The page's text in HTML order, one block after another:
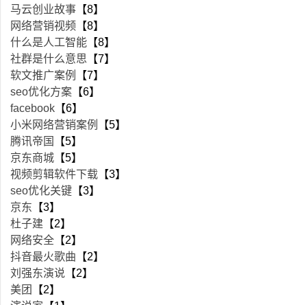
马云创业故事 【8】
网络营销视频 【8】
什么是人工智能 【8】
社群是什么意思 【7】
软文推广案例
【7】
seo优化方案 【6】
facebook 【6】
小米网络营销案例
【5】
腾讯帝国
【5】
京东商城 【5】
视频剪辑软件下载 【3】
seo优化关键 【3】
京东 【3】
杜子建 【2】
网络安全 【2】
抖音最火歌曲 【2】
刘强东演说 【2】
美团
【2】